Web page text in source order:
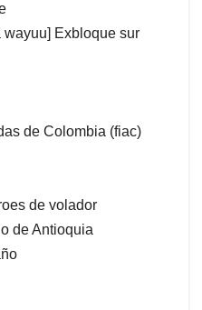
Exbloque sur
de Colombia (fiac)
de volador
de Antioquia